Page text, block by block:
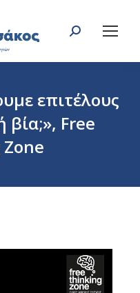
Search:
επιτέλους
βία;», Free